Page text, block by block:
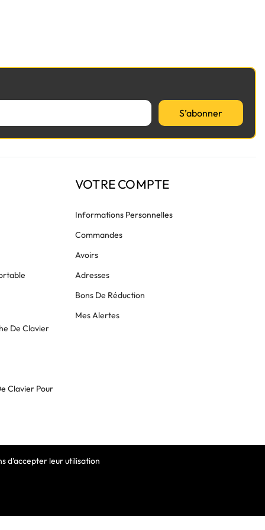
d'accepter leur utilisation
S’abonner
De Clavier
Clavier Pour
VOTRE COMPTE
Informations Personnelles
Commandes
Avoirs
Adresses
Bons De Réduction
Mes Alertes